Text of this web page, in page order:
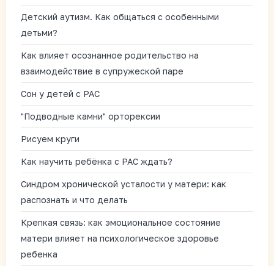
Детский аутизм. Как общаться с особенными
детьми?
Как влияет осознанное родительство на
взаимодействие в супружеской паре
Сон у детей с РАС
"Подводные камни" орторексии
Рисуем круги
Как научить ребёнка с РАС ждать?
Синдром хронической усталости у матери: как
распознать и что делать
Крепкая связь: как эмоциональное состояние
матери влияет на психологическое здоровье
ребенка